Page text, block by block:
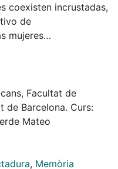
coexisten incrustadas,
de
mujeres
sexual en las
sus
como sus
sueños y su
la
censuras que
Facultat de
de Barcelona. Curs:
Mateo
, Memòria